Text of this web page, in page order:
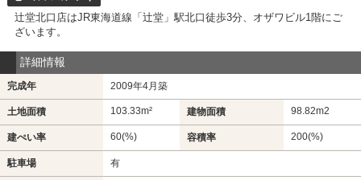
辻堂北口店はJR東海道線「辻堂」駅北口徒歩3分、オザワビル1階にご
ざいます。
詳細情報
完成年 2009年4月築
土地面積 103.33m² 建物面積 98.82m2
建ぺい率 60(%) 容積率 200(%)
駐車場 有